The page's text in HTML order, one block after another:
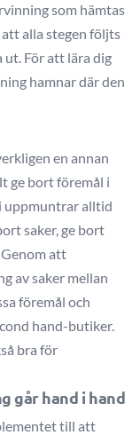
som hämtas
alla stegen följts
ut. För att lära dig
hamnar där den
en annan
ge bort föremål i
uppmuntrar alltid
saker, ge bort
att
av saker mellan
föremål och
hand-butiker.
bra för
går hand i hand
till att